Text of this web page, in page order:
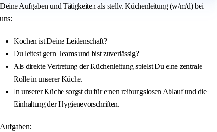
Deine Aufgaben und Tätigkeiten als stellv. Küchenleitung (w/m/d) bei
uns:
Kochen ist Deine Leidenschaft?
Du leitest gern Teams und bist zuverlässig?
Als direkte Vertretung der Küchenleitung spielst Du eine zentrale
Rolle in unserer Küche.
In unserer Küche sorgst du für einen reibungslosen Ablauf und die
Einhaltung der Hygienevorschriften.
Aufgaben: